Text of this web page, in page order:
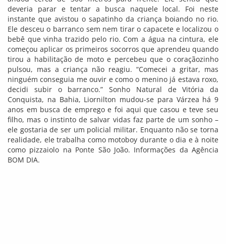
deveria parar e tentar a busca naquele local. Foi neste
instante que avistou o sapatinho da criança boiando no rio.
Ele desceu o barranco sem nem tirar o capacete e localizou o
bebê que vinha trazido pelo rio. Com a água na cintura, ele
começou aplicar os primeiros socorros que aprendeu quando
tirou a habilitação de moto e percebeu que o coraçãozinho
pulsou, mas a criança não reagiu. “Comecei a gritar, mas
ninguém conseguia me ouvir e como o menino já estava roxo,
decidi subir o barranco.” Sonho Natural de Vitória da
Conquista, na Bahia, Liornilton mudou-se para Várzea há 9
anos em busca de emprego e foi aqui que casou e teve seu
filho, mas o instinto de salvar vidas faz parte de um sonho –
ele gostaria de ser um policial militar. Enquanto não se torna
realidade, ele trabalha como motoboy durante o dia e à noite
como pizzaiolo na Ponte São João. Informações da Agência
BOM DIA.